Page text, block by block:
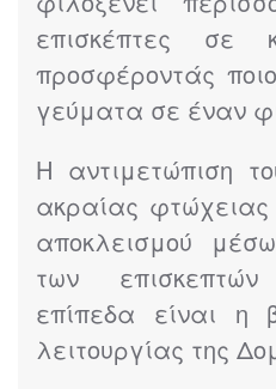
επισκέπτες σε
προσφέροντάς
γεύματα σε έναν
Η αντιμετώπιση
ακραίας φτώχειας
αποκλεισμού
των
επίπεδα είναι η
λειτουργίας της